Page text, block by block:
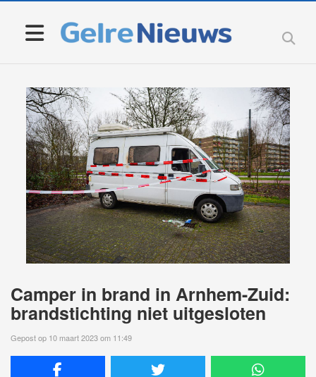
Camper in brand in Arnhem-Zuid:
brandstichting niet uitgesloten
Gepost op 10 maart 2023 om 11:49